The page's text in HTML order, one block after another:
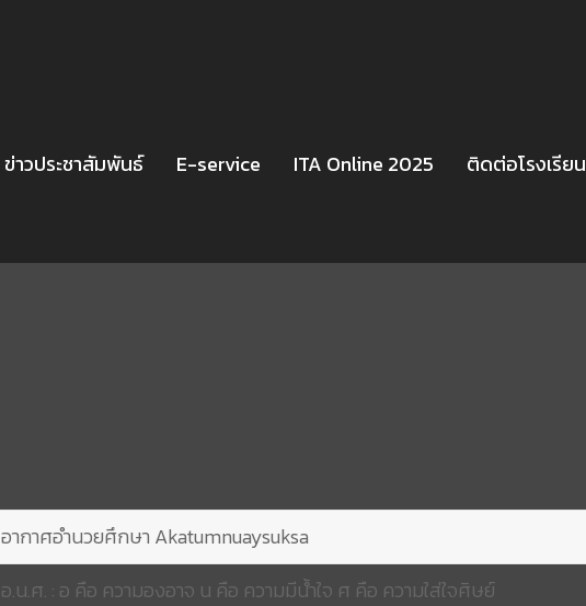
ข่าวประชาสัมพันธ์ E-service ITA Online 2025 ติดต่อโรงเรียน
อากาศอำนวยศึกษา Akatumnuaysuksa
อ.น.ศ. : อ คือ ความองอาจ น คือ ความมีน้ําใจ ศ คือ ความใส่ใจศิษย์